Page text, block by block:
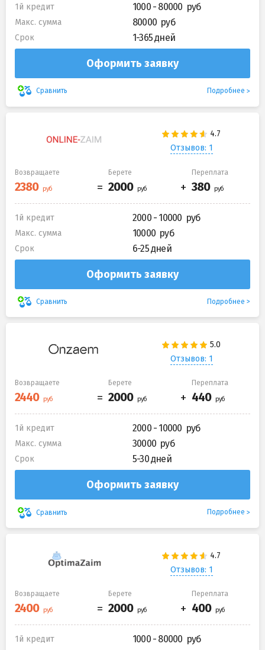
1й кредит 1000 - 80000
Макс. сумма 80000
Срок 1-365 дней
Оформить заявку
Сравнить Подробнее
Отзывов: 1
Возвращаете Берете Переплата
1й кредит 2000 - 10000
Макс. сумма 10000
Срок 6-25 дней
Оформить заявку
Сравнить Подробнее
Отзывов: 1
Возвращаете Берете Переплата
1й кредит 2000 - 10000
Макс. сумма 30000
Срок 5-30 дней
Оформить заявку
Сравнить Подробнее
Отзывов: 1
Возвращаете Берете Переплата
1й кредит 1000 - 80000